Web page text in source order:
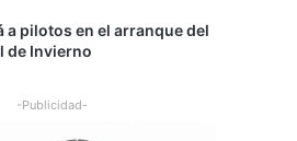
pilotos en el arranque del
de Invierno
-Publicidad-